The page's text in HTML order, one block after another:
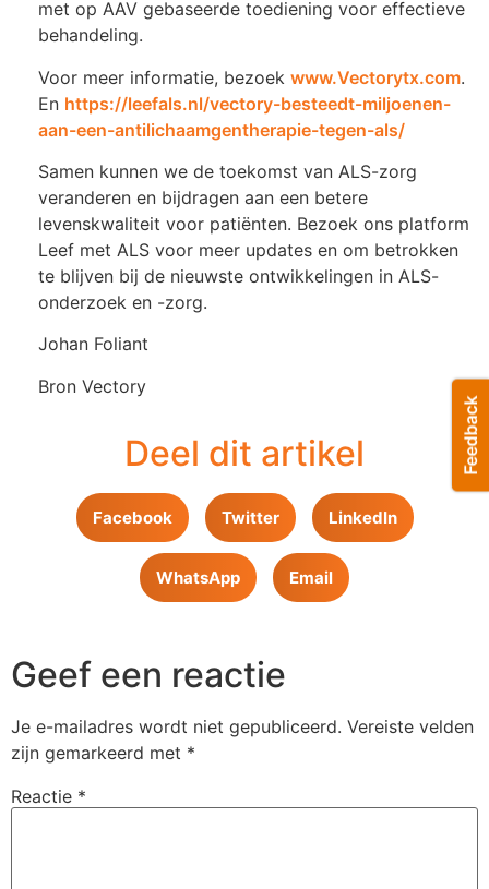
met op AAV gebaseerde toediening voor effectieve
behandeling.
Voor meer informatie, bezoek www.Vectorytx.com.
En https://leefals.nl/vectory-besteedt-miljoenen-
aan-een-antilichaamgentherapie-tegen-als/
Samen kunnen we de toekomst van ALS-zorg
veranderen en bijdragen aan een betere
levenskwaliteit voor patiënten. Bezoek ons platform
Leef met ALS voor meer updates en om betrokken
te blijven bij de nieuwste ontwikkelingen in ALS-
onderzoek en -zorg.
Johan Foliant
Bron Vectory
Deel dit artikel
Facebook Twitter LinkedIn
WhatsApp Email
Geef een reactie
Je e-mailadres wordt niet gepubliceerd. Vereiste velden
zijn gemarkeerd met *
Reactie *